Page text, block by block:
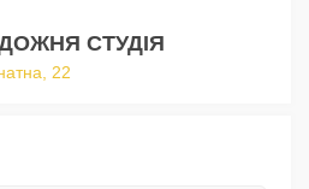
СТУДІЯ
22